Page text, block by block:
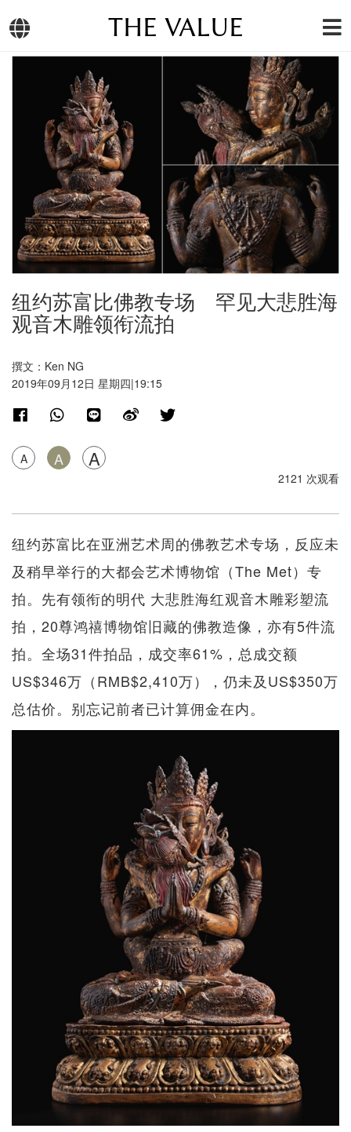
THE VALUE
纽约苏富比佛教专场 罕见大悲胜海
观音木雕领衔流拍
撰文：Ken NG
2019年09月12日 星期四|19:15
A A A
2121 次观看
纽约苏富比在亚洲艺术周的佛教艺术专场，反应未
及稍早举行的大都会艺术博物馆（The Met）专
拍。先有领衔的明代 大悲胜海红观音木雕彩塑流
拍，20尊鸿禧博物馆旧藏的佛教造像，亦有5件流
拍。全场31件拍品，成交率61%，总成交额
US$346万（RMB$2,410万），仍未及US$350万
总估价。别忘记前者已计算佣金在内。